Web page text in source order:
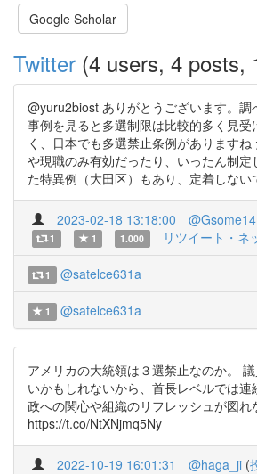
Google Scholar
Twitter (4 users, 4 posts,
@yuru2biost ありがとうございます。調
事例を見ると多選制限は比較的多く見受
く、日本でも多選禁止条例があります
や現職のみ有効だったり、いったん制定
た特異例（大田区）もあり、定着しない
2023-02-18 13:18:00
1 1 1.000 リツイート・ネ
1 @satelce631a
1 @satelce631a
アメリカの大統領は３選禁止なのか。
いかもしれないから、首長レベルでは連
政への関心や組織のリフレッシュが図れ
https://t.co/NtXNjmq5Ny
2022-10-19 16:01:31 @haga_ji (